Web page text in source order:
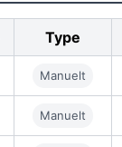
Type
Manuelt
Manuelt